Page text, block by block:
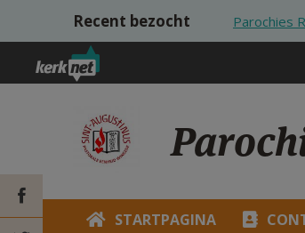
Overslaan en naar de inhoud gaan
Recent bezocht Parochies
STARTPAGINA